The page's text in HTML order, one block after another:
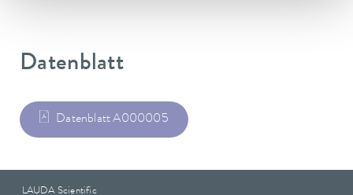
Datenblatt
Datenblatt A000005
LAUDA Scientific